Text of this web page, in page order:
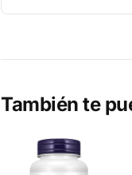
También te